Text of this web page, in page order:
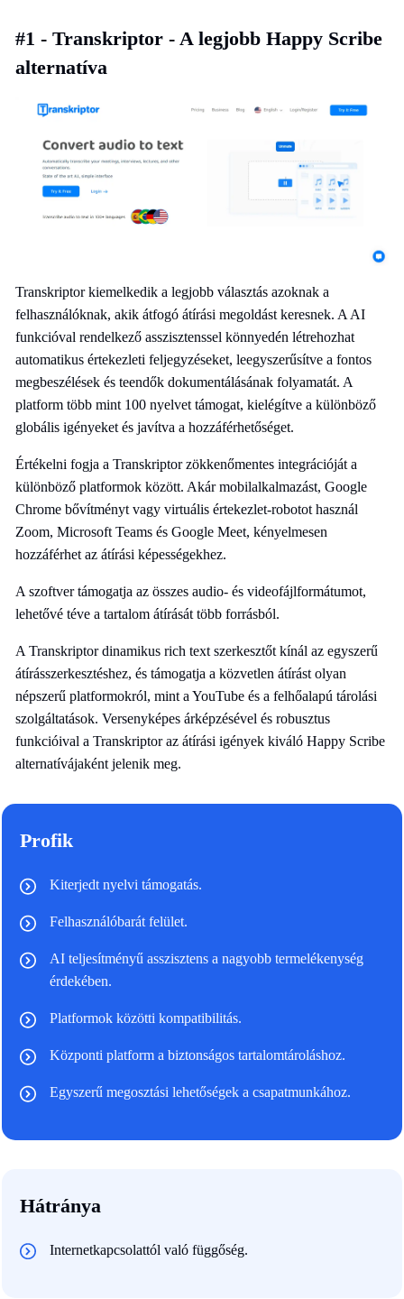
#1 - Transkriptor - A legjobb Happy Scribe
alternatíva
Transkriptor kiemelkedik a legjobb választás azoknak a
felhasználóknak, akik átfogó átírási megoldást keresnek. A AI
funkcióval rendelkező asszisztenssel könnyedén létrehozhat
automatikus értekezleti feljegyzéseket, leegyszerűsítve a fontos
megbeszélések és teendők dokumentálásának folyamatát. A
platform több mint 100 nyelvet támogat, kielégítve a különböző
globális igényeket és javítva a hozzáférhetőséget.
Értékelni fogja a Transkriptor zökkenőmentes integrációját a
különböző platformok között. Akár mobilalkalmazást, Google
Chrome bővítményt vagy virtuális értekezlet-robotot használ
Zoom, Microsoft Teams és Google Meet, kényelmesen
hozzáférhet az átírási képességekhez.
A szoftver támogatja az összes audio- és videofájlformátumot,
lehetővé téve a tartalom átírását több forrásból.
A Transkriptor dinamikus rich text szerkesztőt kínál az egyszerű
átírásszerkesztéshez, és támogatja a közvetlen átírást olyan
népszerű platformokról, mint a YouTube és a felhőalapú tárolási
szolgáltatások. Versenyképes árképzésével és robusztus
funkcióival a Transkriptor az átírási igények kiváló Happy Scribe
alternatívájaként jelenik meg.
Profik
Kiterjedt nyelvi támogatás.
Felhasználóbarát felület.
AI teljesítményű asszisztens a nagyobb termelékenység
érdekében.
Platformok közötti kompatibilitás.
Központi platform a biztonságos tartalomtároláshoz.
Egyszerű megosztási lehetőségek a csapatmunkához.
Hátránya
Internetkapcsolattól való függőség.